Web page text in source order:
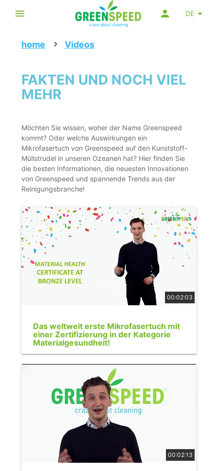
DE
home Videos
FAKTEN UND NOCH VIEL
MEHR
Möchten Sie wissen, woher der Name Greenspeed
kommt? Oder welche Auswirkungen ein
Mikrofasertuch von Greenspeed auf den Kunststoff-
Müllstrudel in unseren Ozeanen hat? Hier finden Sie
die besten Informationen, die neuesten Innovationen
von Greenspeed und spannende Trends aus der
Reinigungsbranche!
00:02:03
Das weltweit erste Mikrofasertuch mit
einer Zertifizierung in der Kategorie
Materialgesundheit!
00:02:13